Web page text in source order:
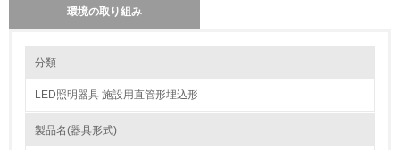
環境の取り組み
1.環境取り組み体制
分類
LED照明器具 施設用直管形埋込形
製品名(器具形式)